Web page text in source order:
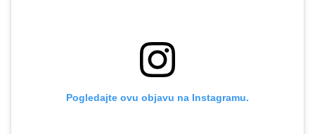
Pogledajte ovu objavu na Instagramu.